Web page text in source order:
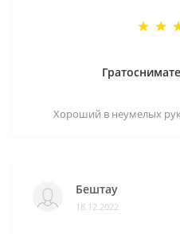
Хороший в неумелых
Бештау
18.12.2022